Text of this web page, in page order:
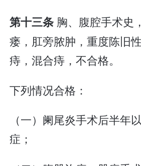
第十三条 胸、腹腔手术史
瘘，肛旁脓肿，重度陈旧
痔，混合痔，不合格。
下列情况合格：
（一）阑尾炎手术后半年
症；